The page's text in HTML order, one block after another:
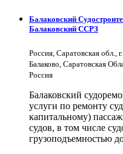
Балаковский
Балаковский ССРЗ
Россия, Саратовская обл.,
Балаково, Саратовская
Россия
Балаковский
услуги по ремонту
капитальному)
судов, в том числе
грузоподъемностью